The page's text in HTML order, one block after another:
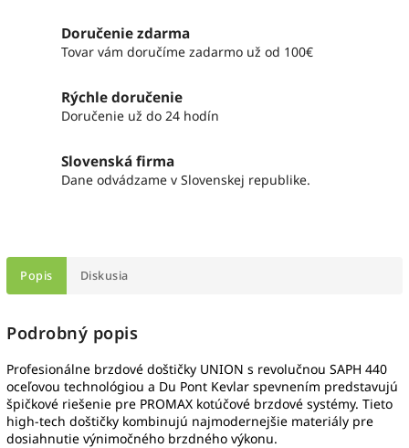
Doručenie zdarma
Tovar vám doručíme zadarmo už od 100€
Rýchle doručenie
Doručenie už do 24 hodín
Slovenská firma
Dane odvádzame v Slovenskej republike.
Popis Diskusia
Podrobný popis
Profesionálne brzdové doštičky UNION s revolučnou SAPH 440
oceľovou technológiou a Du Pont Kevlar spevnením predstavujú
špičkové riešenie pre PROMAX kotúčové brzdové systémy. Tieto
high-tech doštičky kombinujú najmodernejšie materiály pre
dosiahnutie výnimočného brzdného výkonu.